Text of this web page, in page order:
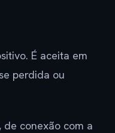
É aceita em
perdida ou
conexão com a